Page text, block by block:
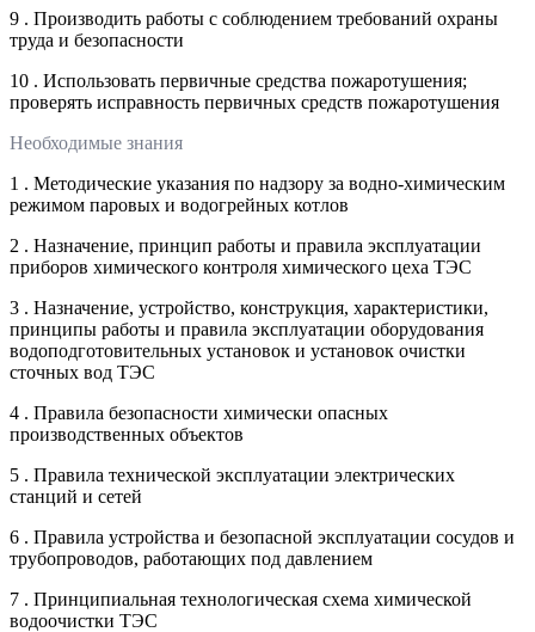
9 . Производить работы с соблюдением требований охраны
труда и безопасности
10 . Использовать первичные средства пожаротушения;
проверять исправность первичных средств пожаротушения
Необходимые знания
1 . Методические указания по надзору за водно-химическим
режимом паровых и водогрейных котлов
2 . Назначение, принцип работы и правила эксплуатации
приборов химического контроля химического цеха ТЭС
3 . Назначение, устройство, конструкция, характеристики,
принципы работы и правила эксплуатации оборудования
водоподготовительных установок и установок очистки
сточных вод ТЭС
4 . Правила безопасности химически опасных
производственных объектов
5 . Правила технической эксплуатации электрических
станций и сетей
6 . Правила устройства и безопасной эксплуатации сосудов и
трубопроводов, работающих под давлением
7 . Принципиальная технологическая схема химической
водоочистки ТЭС